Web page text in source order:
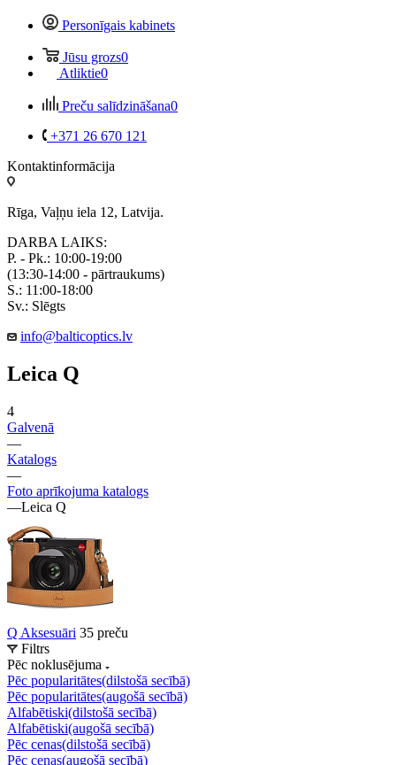
Personīgais kabinets
Jūsu grozs0
Atliktie0
Preču salīdzināšana0
+371 26 670 121
Kontaktinformācija
Rīga, Vaļņu iela 12, Latvija.
DARBA LAIKS:
P. - Pk.: 10:00-19:00
(13:30-14:00 - pārtraukums)
S.: 11:00-18:00
Sv.: Slēgts
info@balticoptics.lv
Leica Q
4
Galvenā
—
Katalogs
—
Foto aprīkojuma katalogs
—Leica Q
Q Aksesuāri 35 preču
Filtrs
Pēc noklusējuma
Pēc popularitātes(dilstošā secībā)
Pēc popularitātes(augošā secībā)
Alfabētiski(dilstošā secībā)
Alfabētiski(augošā secībā)
Pēc cenas(dilstošā secībā)
Pēc cenas(augošā secībā)